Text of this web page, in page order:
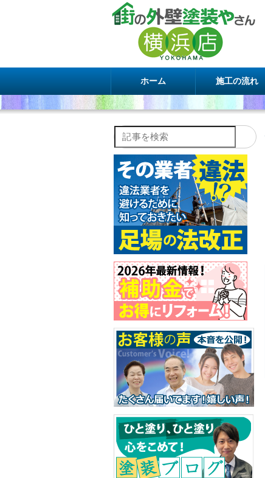
ホーム 施工の流れ
記事を検索